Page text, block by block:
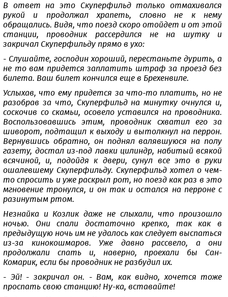
В ответ на это Скуперфильд только отмахивался
рукой и продолжал храпеть, словно не к нему
обращались. Видя, что поезд скоро отойдет и от этой
станции, проводник рассердился не на шутку и
закричал Скуперфильду прямо в ухо:
- Слушайте, господин хороший, перестаньте дурить, а
не то вам придется заплатить штраф за проезд без
билета. Ваш билет кончился еще в Брехенвиле.
Услыхав, что ему придется за что-то платить, но не
разобрав за что, Скуперфильд на минутку очнулся и,
соскочив со скамьи, осовело уставился на проводника.
Воспользовавшись этим, проводник схватил его за
шиворот, подтащил к выходу и вытолкнул на перрон.
Вернувшись обратно, он поднял валявшуюся на полу
газету, достал из-под лавки цилиндр, набитый всякой
всячиной, и, подойдя к двери, сунул все это в руки
ошалевшему Скуперфильду. Скуперфильд хотел о чем-
то спросить и уже раскрыл рот, но поезд как раз в это
мгновение тронулся, и он так и остался на перроне с
разинутым ртом.
Незнайка и Козлик даже не слыхали, что произошло
ночью. Они спали достаточно крепко, так как в
предыдущую ночь им не удалось как следует выспаться
из-за кинокошмаров. Уже давно рассвело, а они
продолжали спать и, наверно, проехали бы Сан-
Комарик, если бы проводник не разбудил их.
- Эй! - закричал он. - Вам, как видно, хочется тоже
проспать свою станцию! Ну-ка, вставайте!